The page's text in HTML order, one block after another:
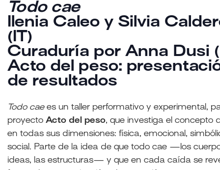
Todo cae
Ilenia Caleo y Silvia
(IT)
Curaduría por Anna Dusi
Acto del peso:
de resultados
Todo cae es un taller performativo y experimental,
proyecto Acto del peso, que investiga el concepto
en todas sus dimensiones: física, emocional,
social. Parte de la idea de que todo cae —los
ideas, las estructuras— y que en cada caída se